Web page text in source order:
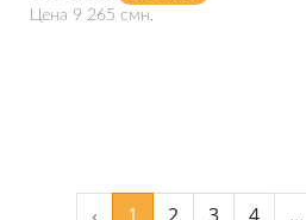
Цена 9 265 смн.